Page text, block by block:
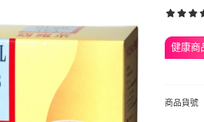
健康商
商品貨號